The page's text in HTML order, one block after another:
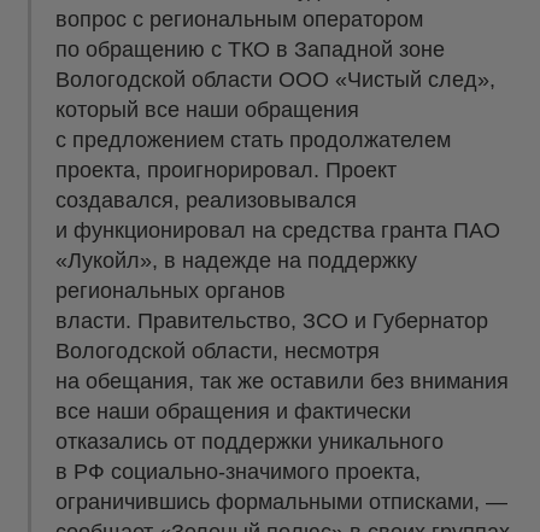
вопрос с региональным оператором
по обращению с ТКО в Западной зоне
Вологодской области ООО «Чистый след»,
который все наши обращения
с предложением стать продолжателем
проекта, проигнорировал. Проект
создавался, реализовывался
и функционировал на средства гранта ПАО
«Лукойл», в надежде на поддержку
региональных органов
власти. Правительство, ЗСО и Губернатор
Вологодской области, несмотря
на обещания, так же оставили без внимания
все наши обращения и фактически
отказались от поддержки уникального
в РФ социально-значимого проекта,
ограничившись формальными отписками, —